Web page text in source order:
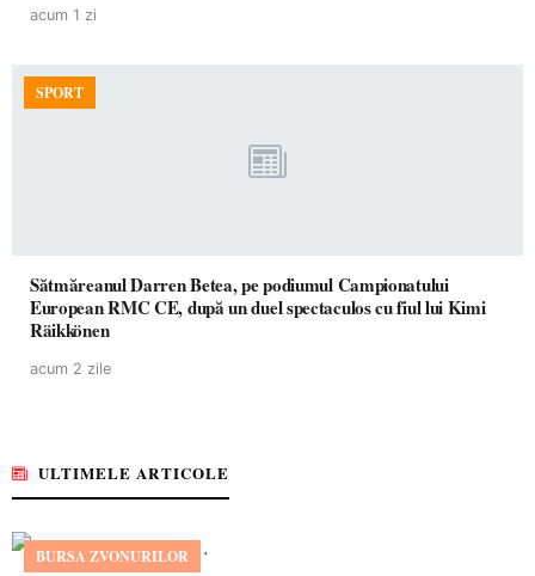
acum 1 zi
SPORT
Sătmăreanul Darren Betea, pe podiumul Campionatului
European RMC CE, după un duel spectaculos cu fiul lui Kimi
Räikkönen
acum 2 zile
ULTIMELE ARTICOLE
BURSA ZVONURILOR